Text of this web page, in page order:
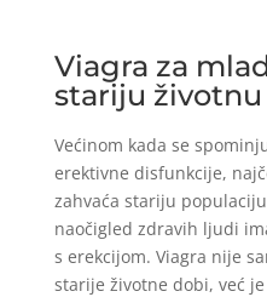
Viagra za
stariju
Većinom kada se
erektivne disfunkcije,
zahvaća stariju
naočigled zdravih ljudi
s erekcijom. Viagra nije
starije životne dobi, već je